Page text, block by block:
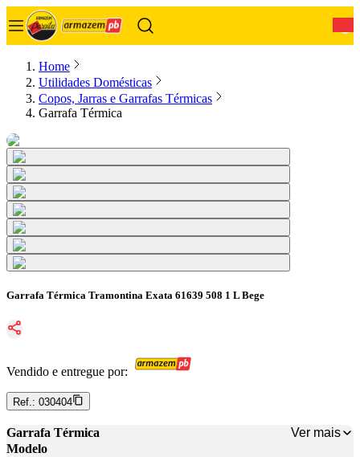
Home
Utilidades Domésticas
Copos, Jarras e Garrafas Térmicas
Garrafa Térmica
Garrafa Térmica Tramontina Exata 61639 508 1 L Bege
Vendido e entregue por:
Ref.: 030404
Garrafa Térmica
Ver mais
Modelo